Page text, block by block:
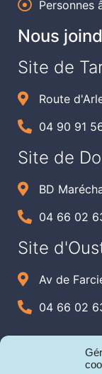
Personnes
Nous
Site de
Route
04 90 91
Site de
BD
04 66 02
Site
Av de
04 66 02